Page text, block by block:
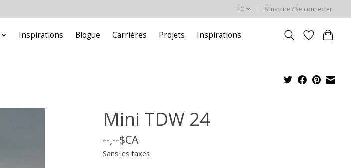
FC S’inscrire / Se connecter
Inspirations Blogue Carrières Projets Inspirations
Mini TDW 24
--,--$CA
Sans les taxes